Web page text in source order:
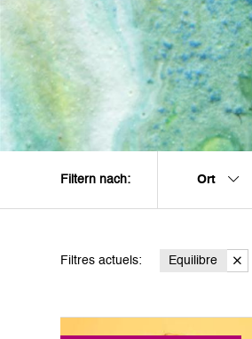
Filtern nach: Ort
Filtres actuels: Equilibre